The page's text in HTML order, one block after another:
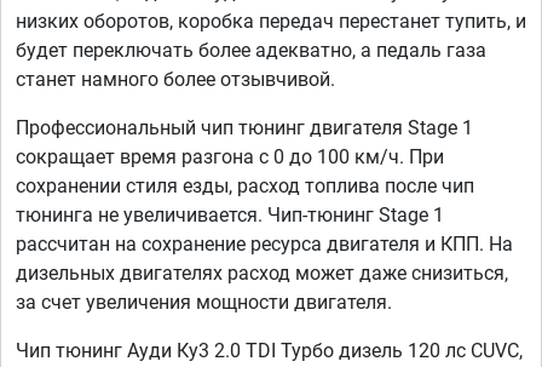
низких оборотов, коробка передач перестанет тупить, и
будет переключать более адекватно, а педаль газа
станет намного более отзывчивой.
Профессиональный чип тюнинг двигателя Stage 1
сокращает время разгона с 0 до 100 км/ч. При
сохранении стиля езды, расход топлива после чип
тюнинга не увеличивается. Чип-тюнинг Stage 1
рассчитан на сохранение ресурса двигателя и КПП. На
дизельных двигателях расход может даже снизиться,
за счет увеличения мощности двигателя.
Чип тюнинг Ауди Ку3 2.0 TDI Турбо дизель 120 лс CUVC,